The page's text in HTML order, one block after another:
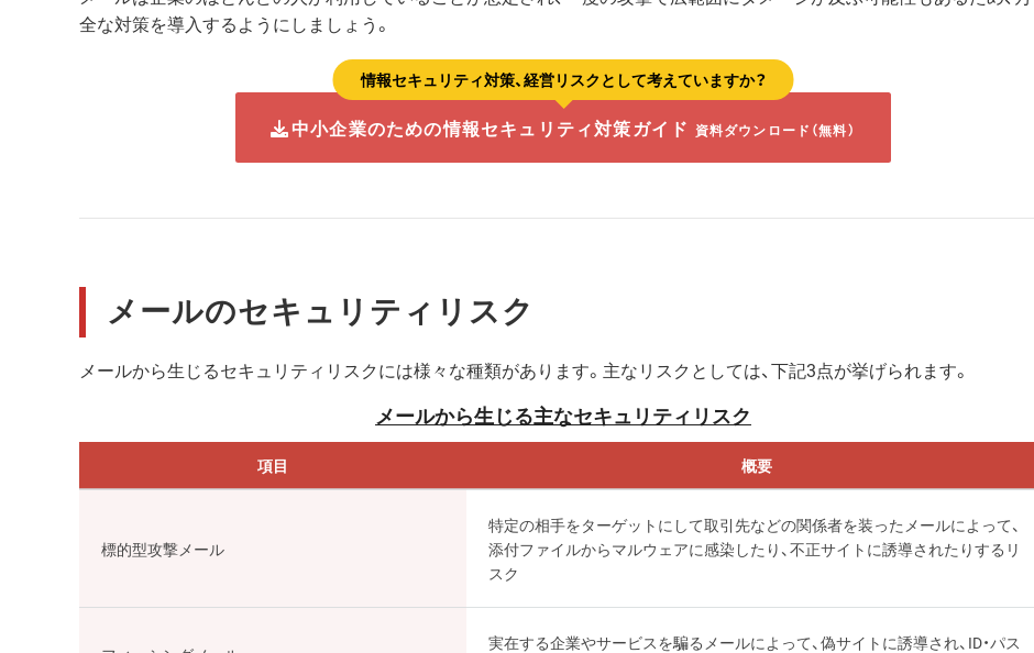
全な対策を導入するようにしましょう。
情報セキュリティ対策、経営リスクとして考えていますか？
中小企業のための情報セキュリティ対策ガイド 資料ダウンロード（無料）
メールのセキュリティリスク
メールから生じるセキュリティリスクには様々な種類があります。主なリスクとしては、下記3点が挙げられます。
メールから生じる主なセキュリティリスク
項目 概要
標的型攻撃メール
特定の相手をターゲットにして取引先などの関係者を装ったメールによって、
添付ファイルからマルウェアに感染したり、不正サイトに誘導されたりするリ
スク
実在する企業やサービスを騙るメールによって、偽サイトに誘導され、ID・パス